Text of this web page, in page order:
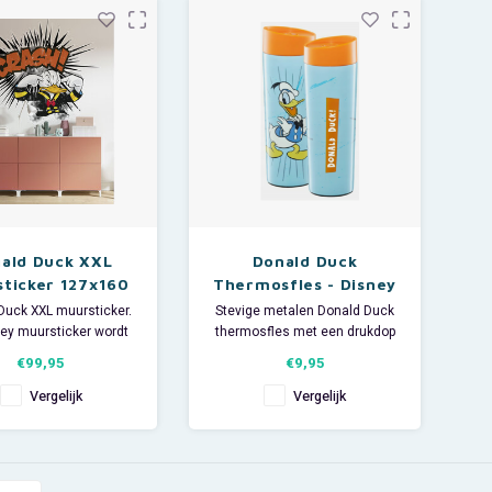
geschikt voor de
magnetron
geschikt voor de
vaatwasser.
Afmeting vel: breed 127 x hoog
200 cm.
Europees kwaliteitsproduct.
Muurstickers zijn eenvoudig
en sn
Duck XXL
127x160
- Disney
XXL muursticker.
muursticker wordt
vel: breed 127 x hoog
€99,95
Vergelijk
Donald Duck
Thermosfles - Disney
Stevige metalen Donald Duck
thermosfles met een drukdop
Ideaal om drankjes de hele
dag warm of koud te houden.
€9,95
Vergelijk